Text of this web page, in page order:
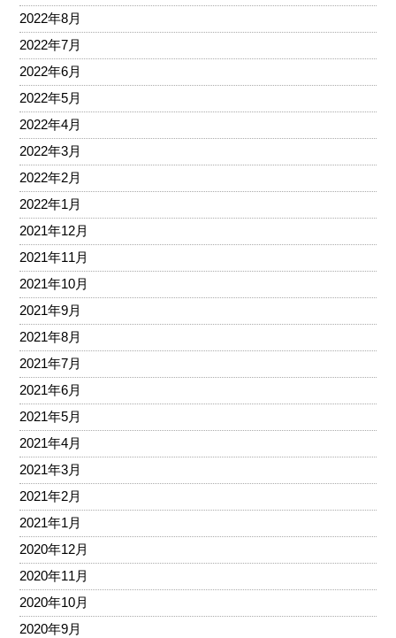
2022年8月
2022年7月
2022年6月
2022年5月
2022年4月
2022年3月
2022年2月
2022年1月
2021年12月
2021年11月
2021年10月
2021年9月
2021年8月
2021年7月
2021年6月
2021年5月
2021年4月
2021年3月
2021年2月
2021年1月
2020年12月
2020年11月
2020年10月
2020年9月